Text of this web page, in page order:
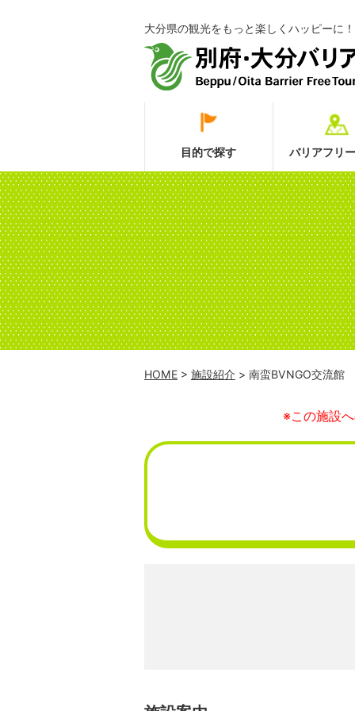
大分県の観光をもっと楽しくハッピーに！
目的で探す バリアフリ
HOME > 施設紹介 > 南蛮BVNGO交流館
※この施設